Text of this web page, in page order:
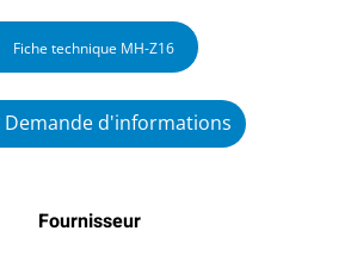
Fiche technique MH-Z16
Demande d'informations
Fournisseur